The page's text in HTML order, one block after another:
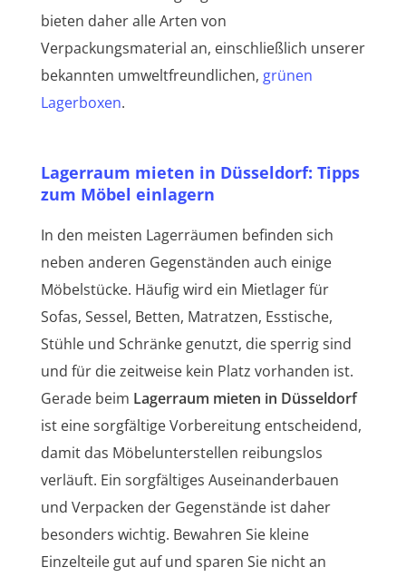
bieten daher alle Arten von
Verpackungsmaterial an, einschließlich unserer
bekannten umweltfreundlichen, grünen
Lagerboxen.
Lagerraum mieten in Düsseldorf: Tipps
zum Möbel einlagern
In den meisten Lagerräumen befinden sich
neben anderen Gegenständen auch einige
Möbelstücke. Häufig wird ein Mietlager für
Sofas, Sessel, Betten, Matratzen, Esstische,
Stühle und Schränke genutzt, die sperrig sind
und für die zeitweise kein Platz vorhanden ist.
Gerade beim Lagerraum mieten in Düsseldorf
ist eine sorgfältige Vorbereitung entscheidend,
damit das Möbelunterstellen reibungslos
verläuft. Ein sorgfältiges Auseinanderbauen
und Verpacken der Gegenstände ist daher
besonders wichtig. Bewahren Sie kleine
Einzelteile gut auf und sparen Sie nicht an